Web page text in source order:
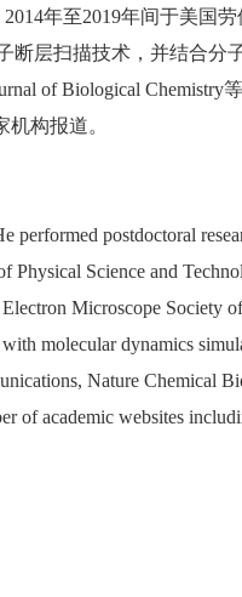
年至2019年间于美国
断层扫描技术，并结合分
of Biological Chemistry
机构报道。
performed postdoctoral
Science and
Microscope Society
molecular dynamics
Nature Chemical
of academic websites